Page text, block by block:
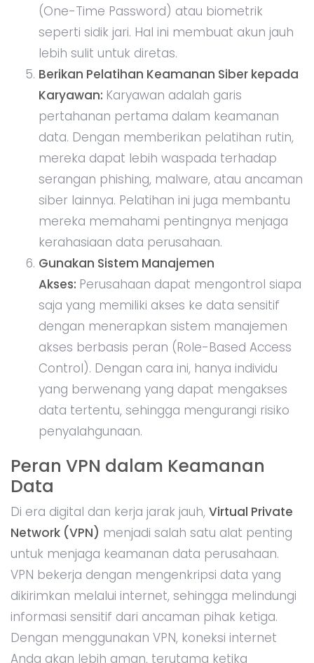
(One-Time Password) atau biometrik
seperti sidik jari. Hal ini membuat akun jauh
lebih sulit untuk diretas.
Berikan Pelatihan Keamanan Siber kepada
Karyawan: Karyawan adalah garis
pertahanan pertama dalam keamanan
data. Dengan memberikan pelatihan rutin,
mereka dapat lebih waspada terhadap
serangan phishing, malware, atau ancaman
siber lainnya. Pelatihan ini juga membantu
mereka memahami pentingnya menjaga
kerahasiaan data perusahaan.
Gunakan Sistem Manajemen
Akses: Perusahaan dapat mengontrol siapa
saja yang memiliki akses ke data sensitif
dengan menerapkan sistem manajemen
akses berbasis peran (Role-Based Access
Control). Dengan cara ini, hanya individu
yang berwenang yang dapat mengakses
data tertentu, sehingga mengurangi risiko
penyalahgunaan.
Peran VPN dalam Keamanan
Data
Di era digital dan kerja jarak jauh, Virtual Private
Network (VPN) menjadi salah satu alat penting
untuk menjaga keamanan data perusahaan.
VPN bekerja dengan mengenkripsi data yang
dikirimkan melalui internet, sehingga melindungi
informasi sensitif dari ancaman pihak ketiga.
Dengan menggunakan VPN, koneksi internet
Anda akan lebih aman, terutama ketika